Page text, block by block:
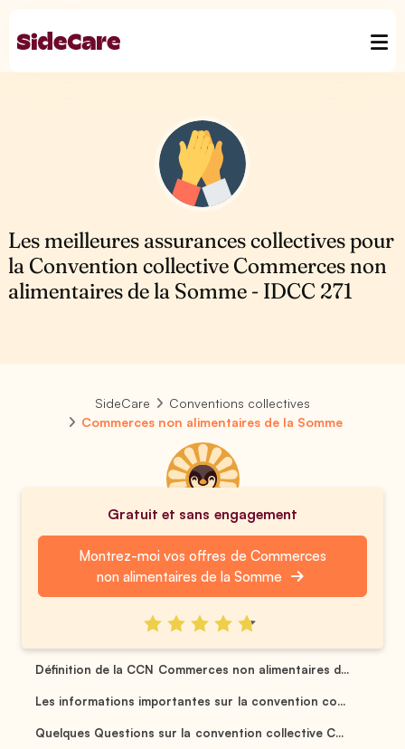
Les meilleures assurances collectives pour
la Convention collective Commerces non
alimentaires de la Somme - IDCC 271
SideCare
Conventions collectives
Commerces non alimentaires de la Somme
Gratuit et sans engagement
Montrez-moi vos offres de Commerces
non alimentaires de la Somme
Définition de la CCN Commerces non alimentaires d...
Les informations importantes sur la convention co...
Quelques Questions sur la convention collective C...